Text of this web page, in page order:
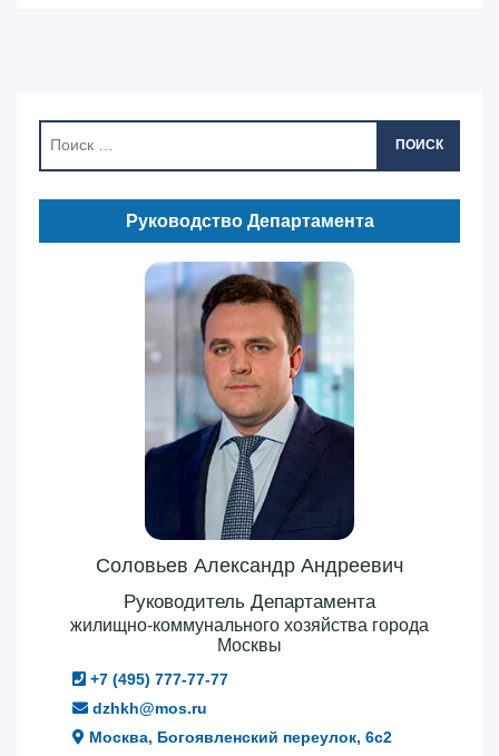
ПОИСК
Руководство Департамента
Соловьев Александр Андреевич
Руководитель Департамента
жилищно-коммунального хозяйства города
Москвы
+7 (495) 777-77-77
dzhkh@mos.ru
Москва, Богоявленский переулок, 6с2